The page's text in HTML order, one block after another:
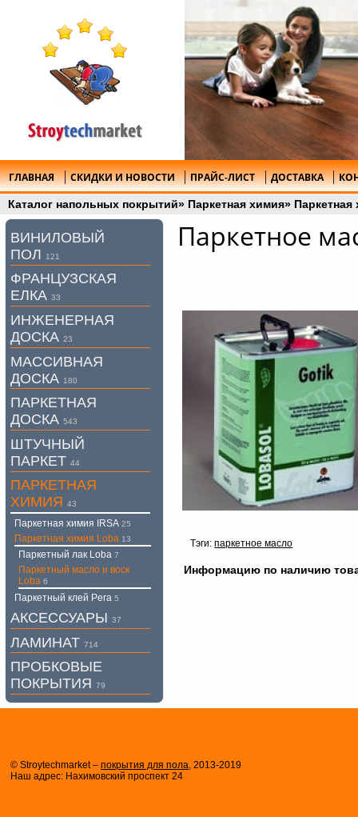
ГЛАВНАЯ СКИДКИ И НОВОСТИ ПРАЙС-ЛИСТ ДОСТАВКА
Каталог напольных покрытий» Паркетная химия»
Паркетное
Тэги:паркетное масло
Информацию по наличию
ВИНИЛОВЫЙ
ПОЛ
121
ФРАНЦУЗСКАЯ
ЕЛКА 33
ИНЖЕНЕРНАЯ
ДОСКА 23
МАССИВНАЯ
ДОСКА 180
ПАРКЕТНАЯ
ДОСКА 543
ШТУЧНЫЙ
ПАРКЕТ 44
ПАРКЕТНАЯ
ХИМИЯ 43
Паркетная химия IRSA 25
Паркетная химия Loba 13
Паркетный лак Loba 7
Паркетный масло и воск
Loba 6
Паркетный клей Pera 5
АКСЕССУАРЫ 37
ЛАМИНАТ 714
ПРОБКОВЫЕ
ПОКРЫТИЯ 79
© Stroytechmarket – покрытия для пола , 2013-2019
Наш адрес: Нахимовский проспект 24